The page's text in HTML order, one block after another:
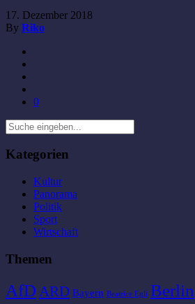
17. Dezember 2018
By Riko
0
Kategorien
Kultur
Panorama
Politik
Sport
Wirtschaft
Themen
AfD ARD Bayern Beatrice Egli Berlin